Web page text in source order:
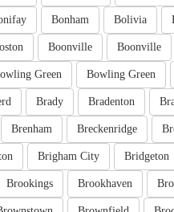
Bolivia
Bonham
Boonville
Boonville
Bowling Green
Green
Bradenton
Brady
Breckenridge
Brenham
Bridgeton
Brigham City
Brookhaven
Brookings